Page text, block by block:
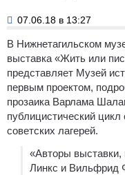
07.06.18 в 13:27
В Нижнетагильском
выставка «Жить или
представляет Музей
первым проектом,
прозаика Варлама
публицистический
советских лагерей.
«Авторы выставки,
Линкс и Вильфрид